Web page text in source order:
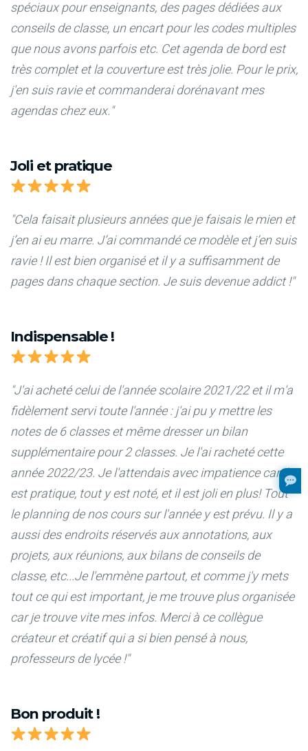
spéciaux pour enseignants, des pages dédiées aux
conseils de classe, un encart pour les codes multiples
que nous avons parfois etc. Cet agenda de bord est
très complet et la couverture est très jolie. Pour le prix,
j'en suis ravie et commanderai dorénavant mes
agendas chez eux."
Joli et pratique
"Cela faisait plusieurs années que je faisais le mien et
j’en ai eu marre. J’ai commandé ce modèle et j’en suis
ravie ! Il est bien organisé et il y a suffisamment de
pages dans chaque section. Je suis devenue addict !"
Indispensable !
"J'ai acheté celui de l'année scolaire 2021/22 et il m'a
fidèlement servi toute l'année : j'ai pu y mettre les
notes de 6 classes et même dresser un bilan
supplémentaire pour 2 classes. Je l'ai racheté cette
année 2022/23. Je l'attendais avec impatience car il
est pratique, tout y est noté, et il est joli en plus! Tout
le planning de nos cours sur l'année y est prévu. Il y a
aussi des endroits réservés aux annotations, aux
projets, aux réunions, aux bilans de conseils de
classe, etc...Je l'emmène partout, et comme j'y mets
tout ce qui est important, je me trouve plus organisée
car je trouve vite mes infos. Merci à ce collègue
créateur et créatif qui a si bien pensé à nous,
professeurs de lycée !"
Bon produit !